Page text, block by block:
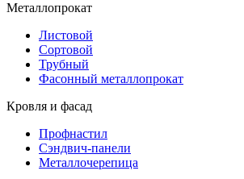
Металлопрокат
Листовой
Сортовой
Трубный
Фасонный металлопрокат
Кровля и фасад
Профнастил
Сэндвич-панели
Металлочерепица